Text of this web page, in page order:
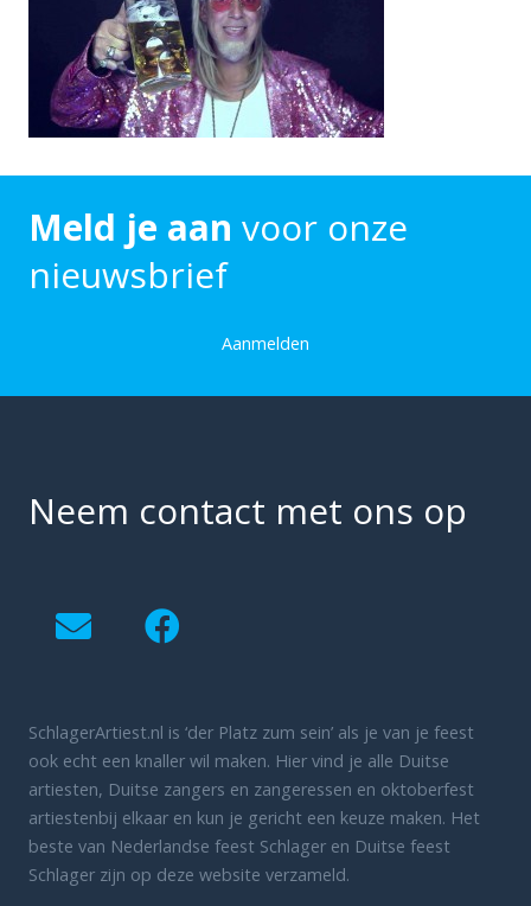
Meld je aan voor onze
nieuwsbrief
Aanmelden
Neem contact met ons op
SchlagerArtiest.nl is ‘der Platz zum sein’ als je van je feest
ook echt een knaller wil maken. Hier vind je alle Duitse
artiesten, Duitse zangers en zangeressen en oktoberfest
artiestenbij elkaar en kun je gericht een keuze maken. Het
beste van Nederlandse feest Schlager en Duitse feest
Schlager zijn op deze website verzameld.